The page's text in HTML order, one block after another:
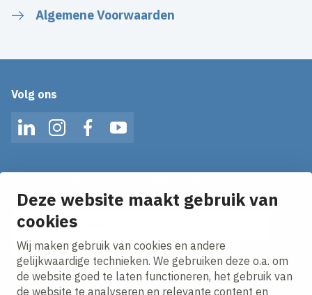
Deze website maakt gebruik van
cookies
Wij maken gebruik van cookies en andere
gelijkwaardige technieken. We gebruiken deze o.a. om
de website goed te laten functioneren, het gebruik van
de website te analyseren en relevante content en
Algemene Voorwaarden
Volg ons
LinkedInInstagramFacebookYouTube
en ontvang het laatste nieuws direct in je inbox!
E-mailadres
Ik ga akkoord met hetprivacy statement.